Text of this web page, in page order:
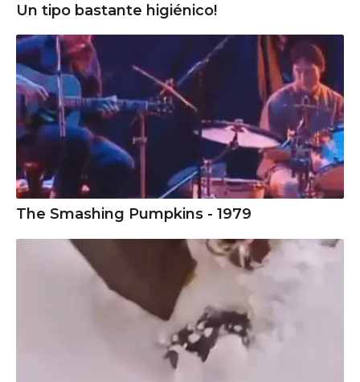
Un tipo bastante higiénico!
The Smashing Pumpkins - 1979